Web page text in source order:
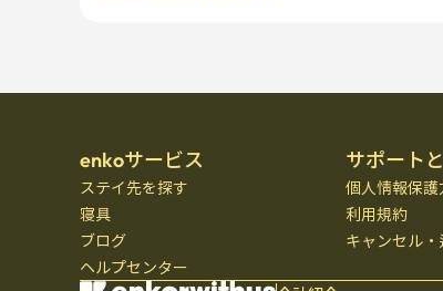
enkoサービス
ステイ先を探す
寝具
ブログ
ヘルプセンター
サポート
個人情報保護
利用規約
キャンセル